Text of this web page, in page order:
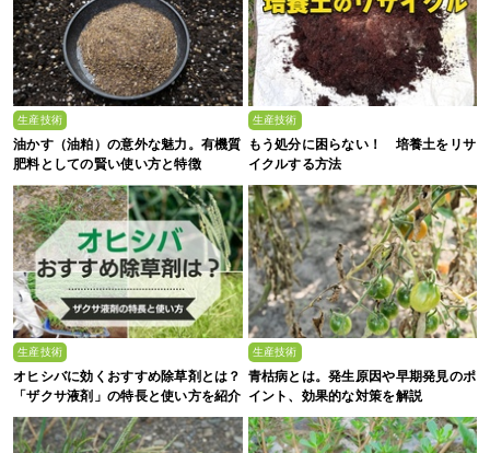
生産技術
油かす（油粕）の意外な魅力。有機質
肥料としての賢い使い方と特徴
生産技術
もう処分に困らない！ 培養土をリサ
イクルする方法
生産技術
オヒシバに効くおすすめ除草剤とは？
「ザクサ液剤」の特長と使い方を紹介
生産技術
青枯病とは。発生原因や早期発見のポ
イント、効果的な対策を解説